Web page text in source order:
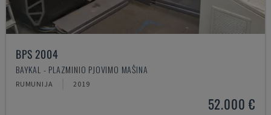
BPS 2004
BAYKAL - PLAZMINIO PJOVIMO MAŠINA
RUMUNIJA 2019
52.000 €